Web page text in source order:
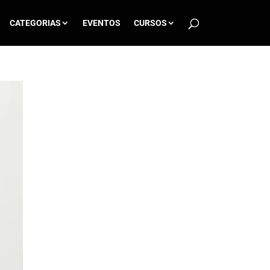
CATEGORIAS EVENTOS CURSOS